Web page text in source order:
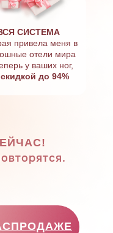
СИСТЕМА
привела меня в
отели мира
у ваших ног,
до 94%